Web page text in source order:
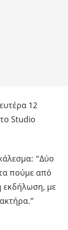
12
Studio
“Δύο
πούμε από
εκδήλωση, με